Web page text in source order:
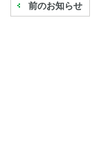
前のお知らせ